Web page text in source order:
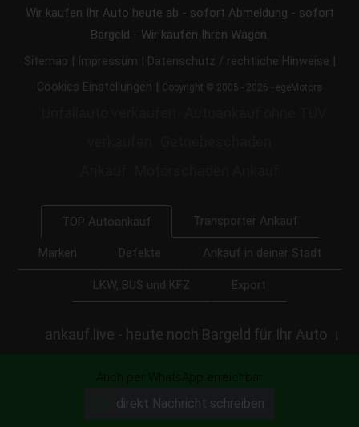
Wir kaufen Ihr Auto heute ab - sofort Abmeldung - sofort
Bargeld - Wir kaufen Ihren Wagen.
Sitemap | Impressum | Datenschutz / rechtliche Hinweise |
Cookies Einstellungen | Copyright © 2005 - 2026 - egeMotors
TOP Autoankauf Transporter Ankauf
Marken Defekte Ankauf in deiner Stadt
LKW, BUS und KFZ Export
ankauf.live - heute noch Bargeld für Ihr Auto |
Auch per WhatsApp erreichbar
direkt Nachricht schreiben